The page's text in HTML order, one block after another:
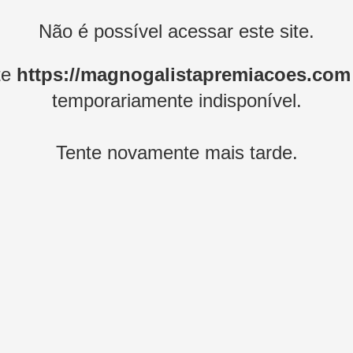
Não é possível acessar este site.
https://magnogalistapremiacoes.com
temporariamente indisponível.
Tente novamente mais tarde.